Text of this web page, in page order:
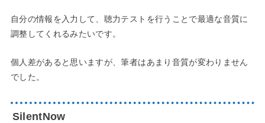
自分の情報を入力して、聴力テストを行うことで最適な音質に
調整してくれるみたいです。
個人差があると思いますが、筆者はあまり音質が変わりません
でした。
SilentNow